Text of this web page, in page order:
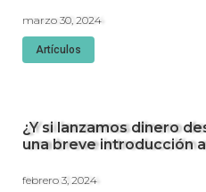
marzo 30, 2024
Artículos
¿Y si lanzamos dinero
una breve introducción
febrero 3, 2024